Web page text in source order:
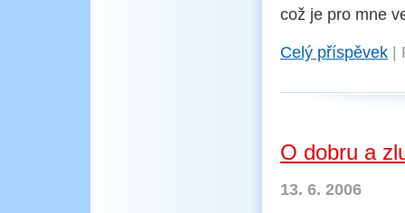
což je pro mne
Celý příspěvek
O dobru a
13. 6. 2006